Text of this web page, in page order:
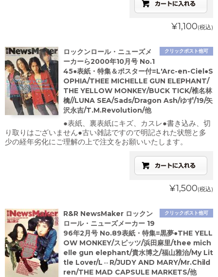
¥1,100(税込)
クリックポスト他可
ロックンロール・ニューズメ
ーカーら2000年10月号 No.1
45●表紙・特集＆ポスター付=L'Arc-en-Ciel●S
OPHIA/THEE MICHELLE GUN ELEPHANT/
THE YELLOW MONKEY/BUCK TICK/椎名林
檎//LUNA SEA/Sads/Dragon Ash/ゆず/19/矢
沢永吉/T.M.Revolution/他
●表紙、裏表紙にキズ、カスレ●書き込み、切
り取りはございません●古い雑誌ですので明記された状態と多
少の経年劣化にご理解の上で注文をお願いいたします。
¥1,500(税込)
クリックポスト他可
R&R NewsMaker ロックン
ロール・ニューズメーカー 19
96年2月号 No.89表紙・特集=黒夢●THE YELL
OW MONKEY/スピッツ/浜田麻里/thee mich
elle gun elephant/貴水博之/福山雅治/My Lit
tle Lover/L⇔R/JUDY AND MARY/Mr.Child
ren/THE MAD CAPSULE MARKETS/他